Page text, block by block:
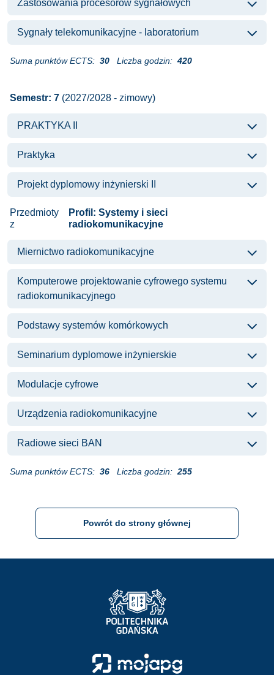
Zastosowania procesorów sygnałowych
Sygnały telekomunikacyjne - laboratorium
Suma punktów ECTS: 30 Liczba godzin: 420
Semestr: 7 (2027/2028 - zimowy)
PRAKTYKA II
Praktyka
Projekt dyplomowy inżynierski II
Przedmioty
z
Profil: Systemy i sieci
radiokomunikacyjne
Miernictwo radiokomunikacyjne
Komputerowe projektowanie cyfrowego systemu
radiokomunikacyjnego
Podstawy systemów komórkowych
Seminarium dyplomowe inżynierskie
Modulacje cyfrowe
Urządzenia radiokomunikacyjne
Radiowe sieci BAN
Suma punktów ECTS: 36 Liczba godzin: 255
Powrót do strony głównej
Strona Główna - Politechnika Gdańska
Strona Główna - Moja PG